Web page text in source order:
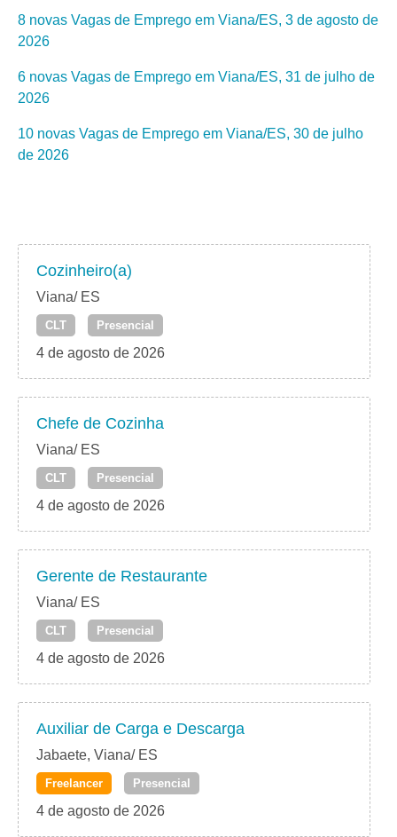
8 novas Vagas de Emprego em Viana/ES, 3 de agosto de
2026
6 novas Vagas de Emprego em Viana/ES, 31 de julho de
2026
10 novas Vagas de Emprego em Viana/ES, 30 de julho
de 2026
Cozinheiro(a)
Viana/ ES
CLT Presencial
4 de agosto de 2026
Chefe de Cozinha
Viana/ ES
CLT Presencial
4 de agosto de 2026
Gerente de Restaurante
Viana/ ES
CLT Presencial
4 de agosto de 2026
Auxiliar de Carga e Descarga
Jabaete, Viana/ ES
Freelancer Presencial
4 de agosto de 2026